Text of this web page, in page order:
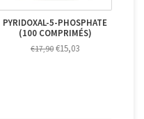
PYRIDOXAL-5-PHOSPHATE
(100 COMPRIMÉS)
€17,90 €15,03